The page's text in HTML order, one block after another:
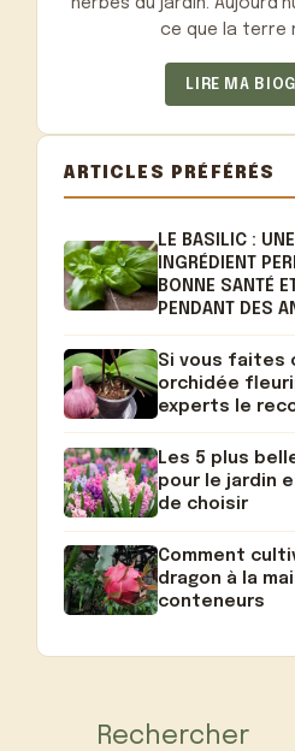
ce que la terre
LIRE MA
ARTICLES PRÉFÉRÉS
LE BASILIC :
INGRÉDIENT
BONNE SANTÉ
PENDANT DES
Si vous faites
orchidée
experts le
Les 5 plus
pour le jardin
de choisir
Comment
dragon à la
conteneurs
Rechercher